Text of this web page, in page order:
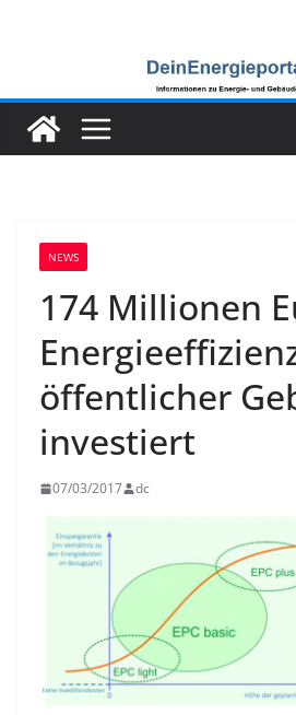
NEWS
174 Millionen
öffentlicher
investiert
07/03/2017 dc